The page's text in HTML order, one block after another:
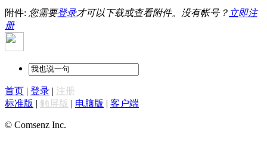
附件: 您需要登录才可以下载或查看附件。没有帐号？ 立即注
册
首页 | 登录 | 注册
标准版 | 触屏版 | 电脑版 | 客户端
© Comsenz Inc.